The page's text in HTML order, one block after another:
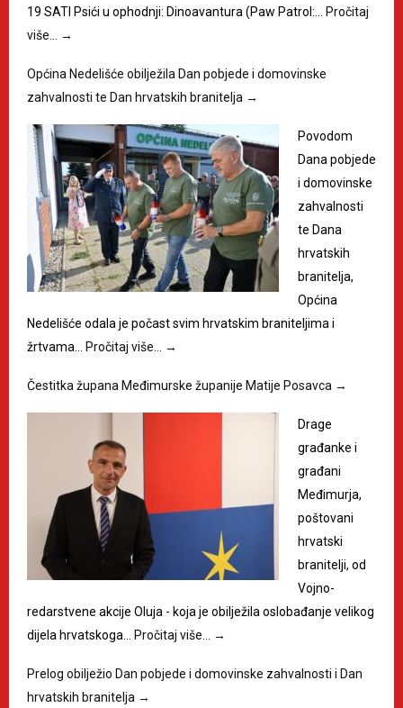
19 SATI Psići u ophodnji: Dinoavantura (Paw Patrol:…
Pročitaj
više…
→
Općina Nedelišće obilježila Dan pobjede i domovinske
zahvalnosti te Dan hrvatskih branitelja →
Povodom
Dana pobjede
i domovinske
zahvalnosti
te Dana
hrvatskih
branitelja,
Općina
Nedelišće odala je počast svim hrvatskim braniteljima i
žrtvama…
Pročitaj više… →
Čestitka župana Međimurske županije Matije Posavca →
Drage
građanke i
građani
Međimurja,
poštovani
hrvatski
branitelji, od
Vojno-
redarstvene akcije Oluja - koja je obilježila oslobađanje velikog
dijela hrvatskoga…
Pročitaj više… →
Prelog obilježio Dan pobjede i domovinske zahvalnosti i Dan
hrvatskih branitelja →